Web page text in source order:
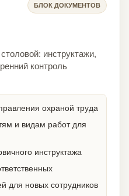
БЛОК ДОКУМЕНТОВ
инструктажи,
контроль
охраной труда
и видам работ для
инструктажа
для новых сотрудников